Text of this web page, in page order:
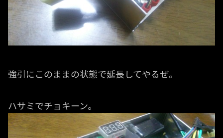
強引にこのままの状態で延長してやるぜ。
ハサミでチョキーン。